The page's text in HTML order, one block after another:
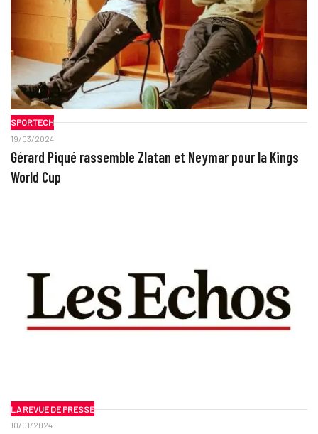
SPORTECH
19/03/2024
Gérard Piqué rassemble Zlatan et Neymar pour la Kings
World Cup
LA REVUE DE PRESSE
10/01/2024